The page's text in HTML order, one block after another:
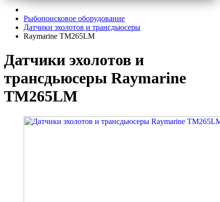
Рыбопоисковое оборудование
Датчики эхолотов и трансдьюсеры
Raymarine TM265LM
Датчики эхолотов и
трансдьюсеры Raymarine
TM265LM